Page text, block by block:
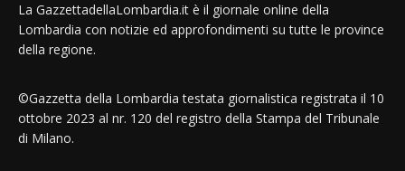
La GazzettadellaLombardia.it è il giornale online della
Lombardia con notizie ed approfondimenti su tutte le province
della regione.
©Gazzetta della Lombardia testata giornalistica registrata il 10
ottobre 2023 al nr. 120 del registro della Stampa del Tribunale
di Milano.